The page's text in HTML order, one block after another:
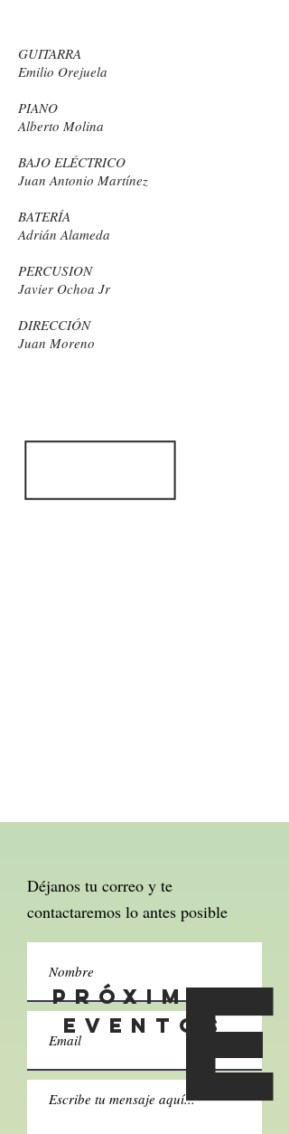
GUITARRA
Emilio Orejuela
PIANO
Alberto Molina
BAJO ELÉCTRICO
Juan Antonio Martínez
BATERÍA
Adrián Alameda
PERCUSION
Javier Ochoa Jr
DIRECCIÓN
Juan Moreno
Déjanos tu correo y te
contactaremos lo antes posible
próximos
eventose